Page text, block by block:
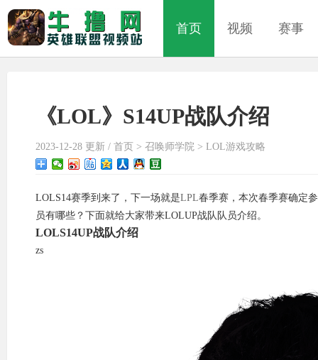
首页 视频 赛事
《LOL》S14UP战队介绍
2023-12-28 更新 / 首页 > 召唤师学院 > LOL游戏攻略
LOLS14赛季到来了，下一场就是LPL春季赛，本次春季赛确定
员有哪些？下面就给大家带来LOLUP战队队员介绍。
LOLS14UP战队介绍
zs